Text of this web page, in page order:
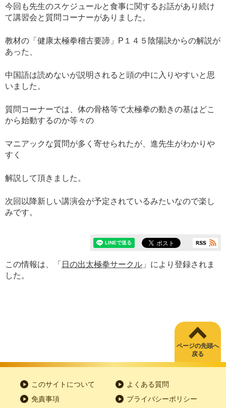
今回も先生のスケジュールと食事に関するお話があり続け
て講習会と質問コーナーがありました。
教材の「健康太極拳稽古要諦」P１４５陰陽訣からの解説が
あった、
中国語は読めないが説明されると頭の中に入りやすいと思
いました。
質問コーナーでは、体の骨格等で太極拳の動きの基はどこ
から始動するのか等々の
マニアックな質問が多く寄せられたが、進先生がわかりや
すく
解説して頂きました。
次回以降新しい講演会が予定されているみたいなので楽し
みです。
この情報は、「 日の出太極拳サークル 」により登録されま
した。
ページの先頭へ
戻る
このサイトについて
よくある質問
免責事項
プライバシーポリシー